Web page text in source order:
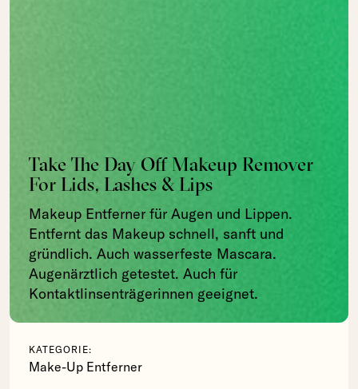
Take The Day Off Makeup Remover
For Lids, Lashes & Lips
Makeup Entferner für Augen und Lippen.
Entfernt das Makeup schnell, sanft und
gründlich. Auch wasserfeste Mascara.
Augenärztlich getestet. Auch für
Kontaktlinsenträgerinnen geeignet.
KATEGORIE:
Make-Up Entferner